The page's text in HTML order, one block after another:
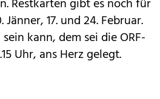
Restkarten gibt es noch für
17. und 24. Februar.
kann, dem sei die ORF-
Uhr, ans Herz gelegt.